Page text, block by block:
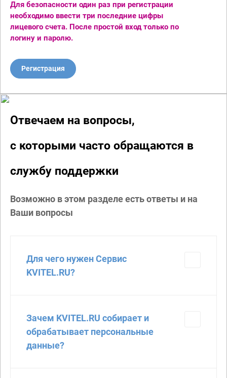
Для безопасности один раз при регистрации
необходимо ввести три последние цифры
лицевого счета. После простой вход только по
логину и паролю.
Регистрация
Отвечаем на вопросы,
с которыми часто обращаются в
службу поддержки
Возможно в этом разделе есть ответы и на
Ваши вопросы
Для чего нужен Сервис
KVITEL.RU?
Зачем KVITEL.RU собирает и
обрабатывает персональные
данные?